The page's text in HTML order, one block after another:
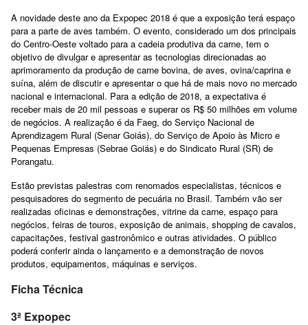
A novidade deste ano da Expopec 2018 é que a exposição terá espaço
para a parte de aves também. O evento, considerado um dos principais
do Centro-Oeste voltado para a cadeia produtiva da carne, tem o
objetivo de divulgar e apresentar as tecnologias direcionadas ao
aprimoramento da produção de carne bovina, de aves, ovina/caprina e
suína, além de discutir e apresentar o que há de mais novo no mercado
nacional e internacional. Para a edição de 2018, a expectativa é
receber mais de 20 mil pessoas e superar os R$ 50 milhões em volume
de negócios. A realização é da Faeg, do Serviço Nacional de
Aprendizagem Rural (Senar Goiás), do Serviço de Apoio às Micro e
Pequenas Empresas (Sebrae Goiás) e do Sindicato Rural (SR) de
Porangatu.
Estão previstas palestras com renomados especialistas, técnicos e
pesquisadores do segmento de pecuária no Brasil. Também vão ser
realizadas oficinas e demonstrações, vitrine da carne, espaço para
negócios, feiras de touros, exposição de animais, shopping de cavalos,
capacitações, festival gastronômico e outras atividades. O público
poderá conferir ainda o lançamento e a demonstração de novos
produtos, equipamentos, máquinas e serviços.
Ficha Técnica
3ª Expopec